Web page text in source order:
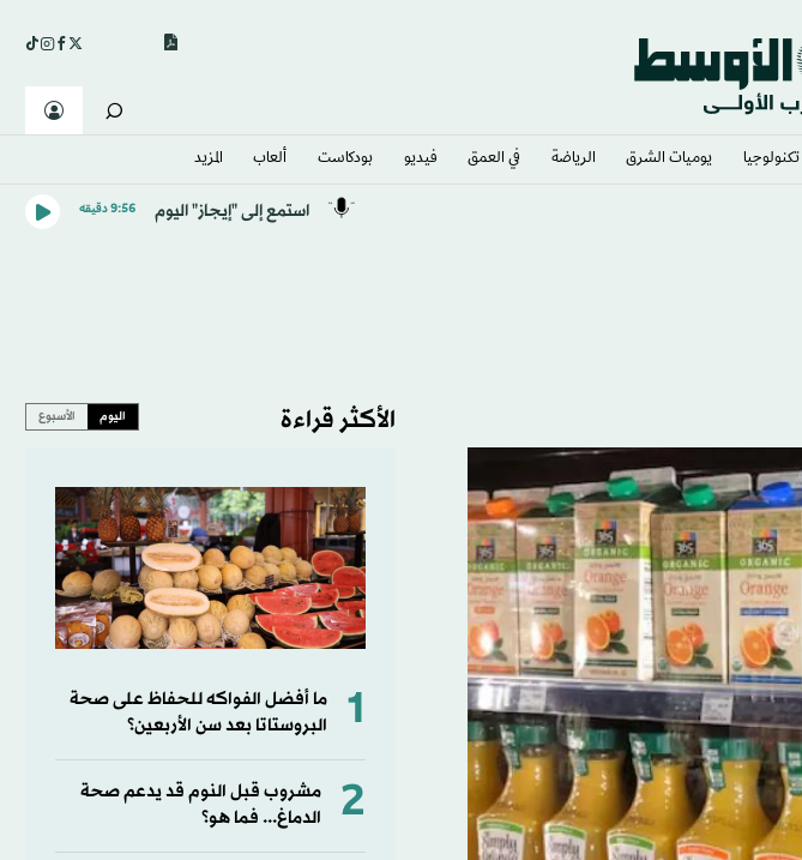
تكنولوجيا يوميات الشرق​ الرياضة في العمق فيديو بودكاست ألعاب المزيد
استمع إلى "إيجاز" اليوم 9:56 دقيقه
الأكثر قراءة اليوم الأسبوع
1
ما أفضل الفواكه للحفاظ على صحة
البروستاتا بعد سن الأربعين؟
2
مشروب قبل النوم قد يدعم صحة
الدماغ... فما هو؟